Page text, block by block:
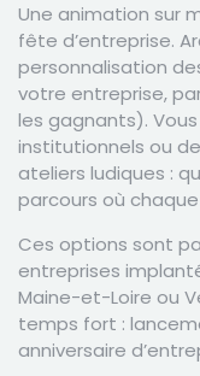
Une animation sur
fête d’entreprise.
personnalisation
votre entreprise,
les gagnants).
institutionnels ou
ateliers ludiques :
parcours où
Ces options sont
entreprises
Maine-et-Loire ou
temps fort :
anniversaire